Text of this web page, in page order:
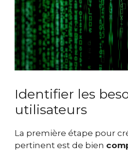
Identifier les
utilisateurs
La première étape pour
pertinent est de bien